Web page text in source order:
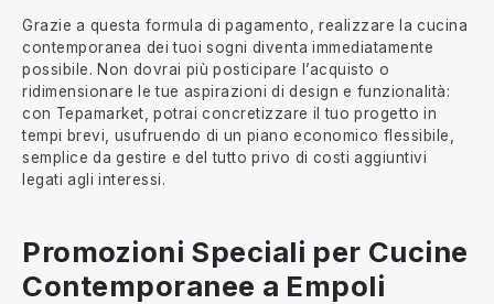
Grazie a questa formula di pagamento, realizzare la cucina
contemporanea dei tuoi sogni diventa immediatamente
possibile. Non dovrai più posticipare l’acquisto o
ridimensionare le tue aspirazioni di design e funzionalità:
con Tepamarket, potrai concretizzare il tuo progetto in
tempi brevi, usufruendo di un piano economico flessibile,
semplice da gestire e del tutto privo di costi aggiuntivi
legati agli interessi.
Promozioni Speciali per Cucine
Contemporanee a Empoli